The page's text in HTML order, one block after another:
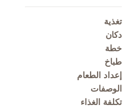
تغذية
دكان
خطة
طباخ
إعداد الطعام
الوصفات
تكلفة الغذاء